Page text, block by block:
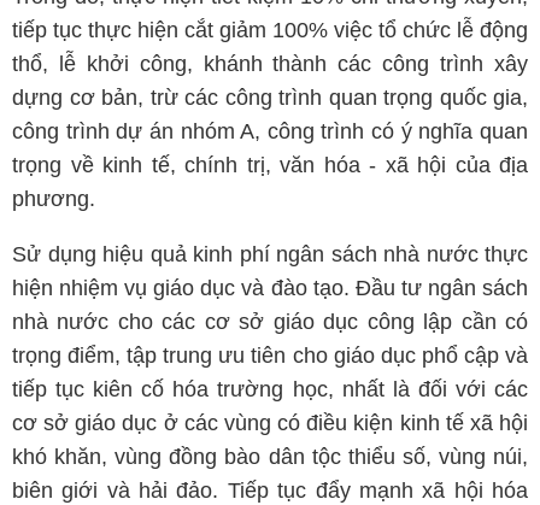
tiếp tục thực hiện cắt giảm 100% việc tổ chức lễ động
thổ, lễ khởi công, khánh thành các công trình xây
dựng cơ bản, trừ các công trình quan trọng quốc gia,
công trình dự án nhóm A, công trình có ý nghĩa quan
trọng về kinh tế, chính trị, văn hóa - xã hội của địa
phương.
Sử dụng hiệu quả kinh phí ngân sách nhà nước thực
hiện nhiệm vụ giáo dục và đào tạo. Đầu tư ngân sách
nhà nước cho các cơ sở giáo dục công lập cần có
trọng điểm, tập trung ưu tiên cho giáo dục phổ cập và
tiếp tục kiên cố hóa trường học, nhất là đối với các
cơ sở giáo dục ở các vùng có điều kiện kinh tế xã hội
khó khăn, vùng đồng bào dân tộc thiểu số, vùng núi,
biên giới và hải đảo. Tiếp tục đẩy mạnh xã hội hóa